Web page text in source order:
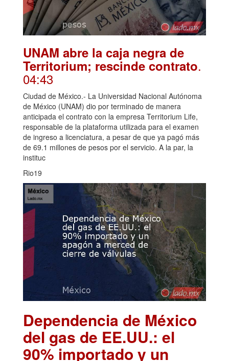
UNAM abre la caja negra de
Territorium; rescinde contrato.
04:43
Ciudad de México.- La Universidad Nacional Autónoma
de México (UNAM) dio por terminado de manera
anticipada el contrato con la empresa Territorium Life,
responsable de la plataforma utilizada para el examen
de ingreso a licenciatura, a pesar de que ya pagó más
de 69.1 millones de pesos por el servicio. A la par, la
instituc
Rio19
Dependencia de México
del gas de EE.UU.: el
90% importado y un